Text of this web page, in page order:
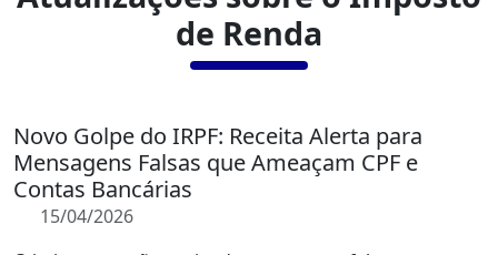
de Renda
Novo Golpe do IRPF: Receita Alerta para
Mensagens Falsas que Ameaçam CPF e
Contas Bancárias
15/04/2026